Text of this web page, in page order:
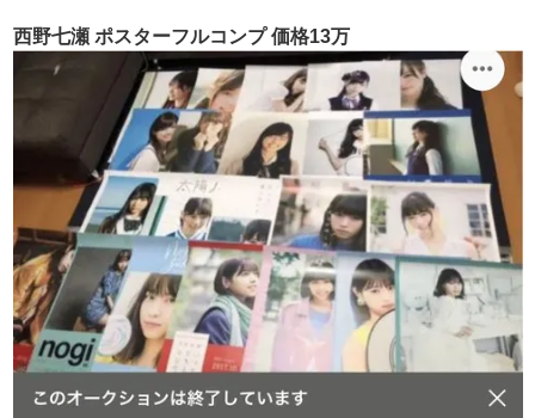
西野七瀬 ポスターフルコンプ 価格13万